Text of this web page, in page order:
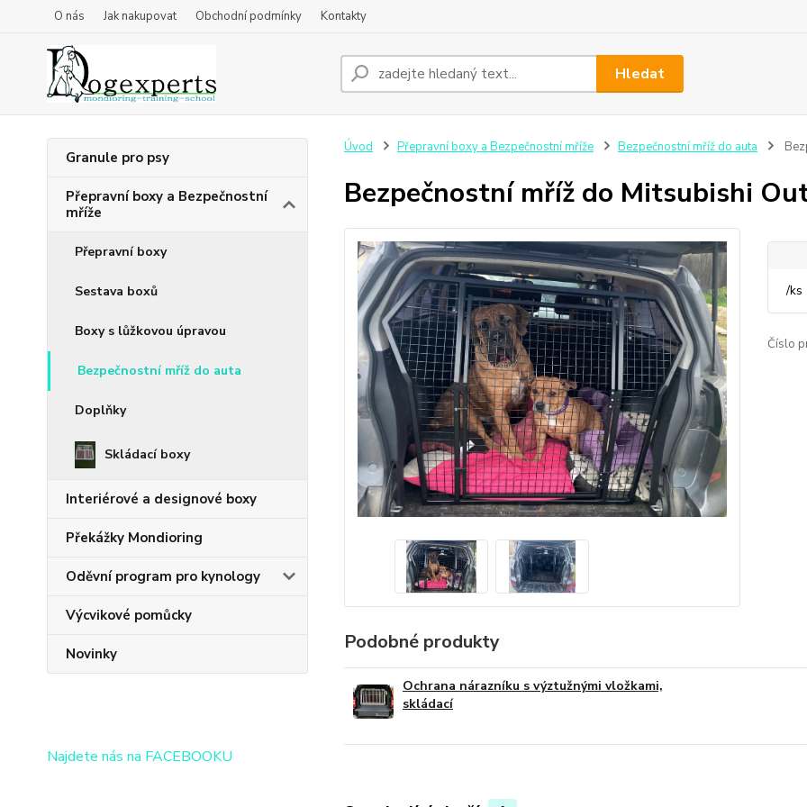
O nás Jak nakupovat Obchodní podmínky Kontakty
Hledat
Granule pro psy
Přepravní boxy a Bezpečnostní
mříže
Přepravní boxy
Sestava boxů
Boxy s lůžkovou úpravou
Bezpečnostní mříž do auta
Doplňky
Skládací boxy
Interiérové a designové boxy
Překážky Mondioring
Oděvní program pro kynology
Výcvikové pomůcky
Novinky
Najdete nás na FACEBOOKU
Úvod Přepravní boxy a Bezpečnostní mříže Bezpečnostní mříž do auta
Bezpečnostní mříž do Mitsubishi
/ks
Číslo
Podobné produkty
Ochrana nárazníku s výztužnými vložkami,
skládací